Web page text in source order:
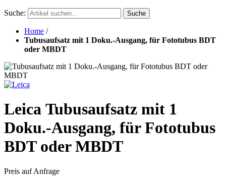
Suche: Suche
Home /
Tubusaufsatz mit 1 Doku.-Ausgang, für Fototubus BDT
oder MBDT
Leica Tubusaufsatz mit 1
Doku.-Ausgang, für Fototubus
BDT oder MBDT
Preis auf Anfrage